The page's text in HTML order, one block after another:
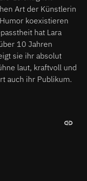
Art der Künstlerin
koexistieren
hat Lara
10 Jahren
sie ihr absolut
laut, kraftvoll und
auch ihr Publikum.